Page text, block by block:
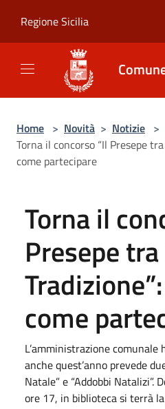
Regione Sicilia
Home > Novità > Notizie >
Torna il concorso “Il Presepe
come partecipare
Torna il
Presepe
come
L’amministrazione
anche quest’anno prevede
Natale” e “Addobbi Natalizi”.
ore 17, in biblioteca si terrà